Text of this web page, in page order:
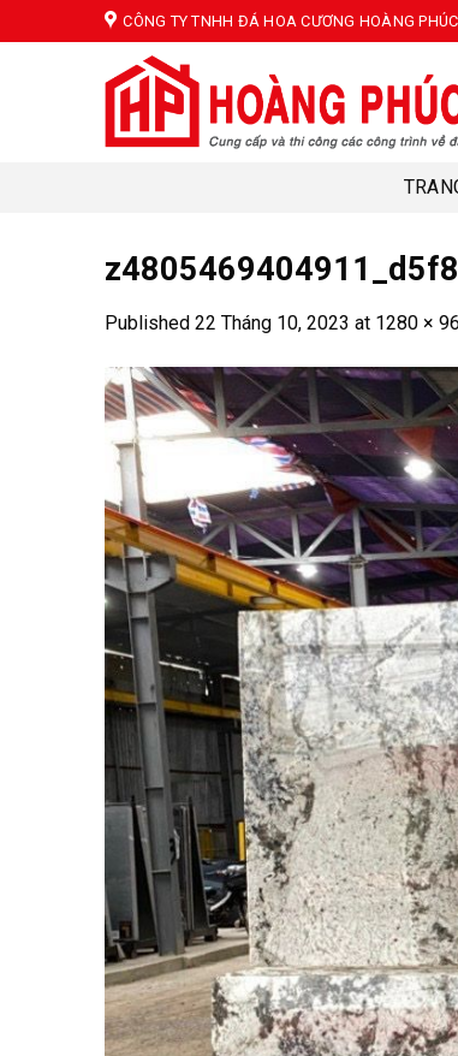
to
CÔNG TY TNHH ĐÁ HOA CƯƠNG HOÀNG PHÚC
Published 22 Tháng 10, 2023 at 1280 ×